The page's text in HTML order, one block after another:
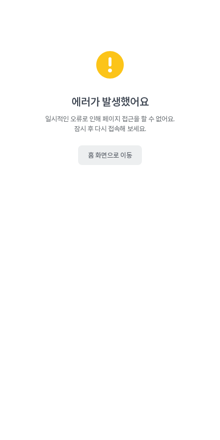
에러가 발생했어요
일시적인 오류로 인해 페이지 접근을 할 수 없어요.
잠시 후 다시 접속해 보세요.
홈 화면으로 이동